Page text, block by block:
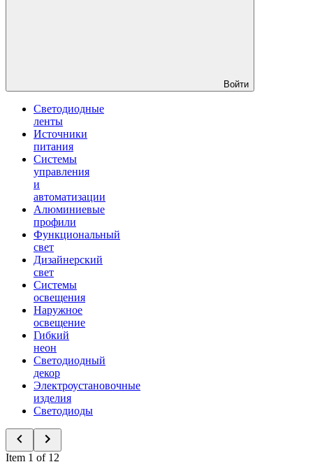
Войти
Светодиодные
ленты
Источники
питания
Системы
управления
и
автоматизации
Алюминиевые
профили
Функциональный
свет
Дизайнерский
свет
Системы
освещения
Наружное
освещение
Гибкий
неон
Светодиодный
декор
Электроустановочные
изделия
Светодиоды
Item 1 of 12